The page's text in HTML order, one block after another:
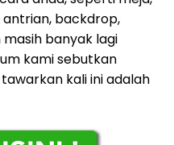
antrian, backdrop,
banyak lagi
kami sebutkan
kali ini adalah